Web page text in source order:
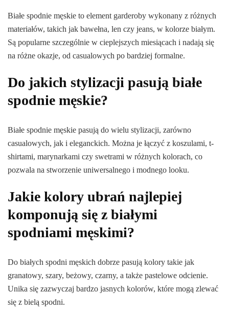
Białe spodnie męskie to element garderoby wykonany z różnych
materiałów, takich jak bawełna, len czy jeans, w kolorze białym.
Są popularne szczególnie w cieplejszych miesiącach i nadają się
na różne okazje, od casualowych po bardziej formalne.
Do jakich stylizacji pasują białe
spodnie męskie?
Białe spodnie męskie pasują do wielu stylizacji, zarówno
casualowych, jak i eleganckich. Można je łączyć z koszulami, t-
shirtami, marynarkami czy swetrami w różnych kolorach, co
pozwala na stworzenie uniwersalnego i modnego looku.
Jakie kolory ubrań najlepiej
komponują się z białymi
spodniami męskimi?
Do białych spodni męskich dobrze pasują kolory takie jak
granatowy, szary, beżowy, czarny, a także pastelowe odcienie.
Unika się zazwyczaj bardzo jasnych kolorów, które mogą zlewać
się z bielą spodni.